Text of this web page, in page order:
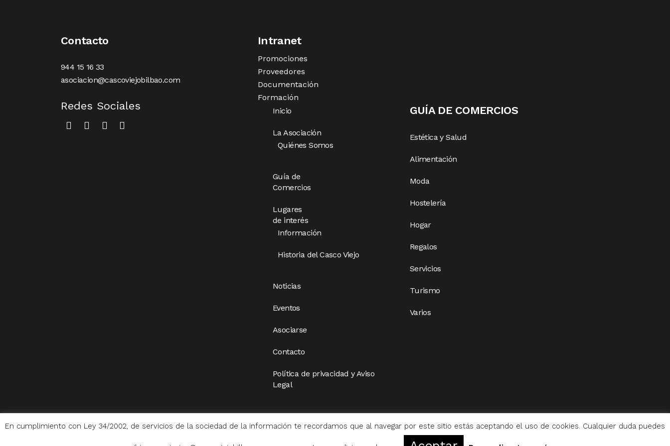
Contacto
944 15 16 33
asociacion@cascoviejobilbao.com
Redes Sociales
Intranet
Promociones
Proveedores
Documentación
Formación
Inicio
La Asociación
Quiénes Somos
Guía de
Comercios
Lugares
de interés
Información
Historia del Casco Viejo
Noticias
Eventos
Asociarse
Contacto
Política de privacidad y Aviso
Legal
GUÍA DE COMERCIOS
Estética y Salud
Alimentación
Moda
Hostelería
Hogar
Regalos
Servicios
Turismo
Varios
En cumplimiento con Ley 34/2002, de servicios de la sociedad de la información te recordamos que al navegar por este sitio estás aceptando el uso de cookies. Cualquier duda puedes